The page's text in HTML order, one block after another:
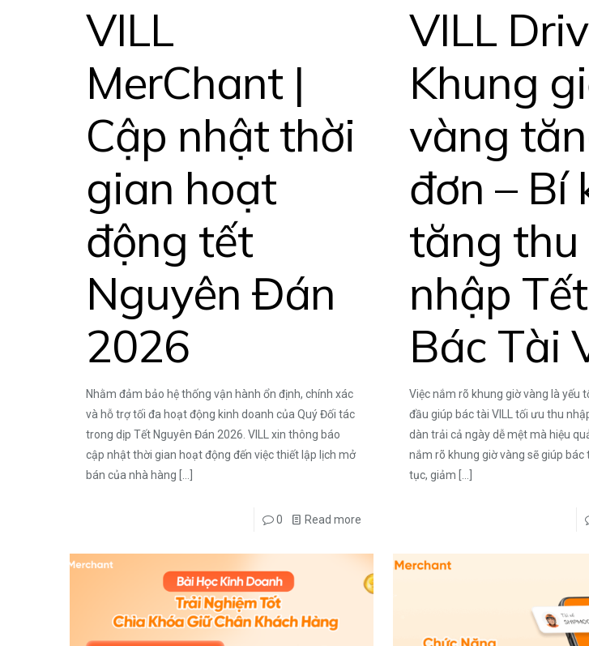
VILL
MerChant |
Cập nhật thời
gian hoạt
động tết
Nguyên Đán
2026
Nhằm đảm bảo hệ thống vận hành ổn định, chính xác
và hỗ trợ tối đa hoạt động kinh doanh của Quý Đối tác
trong dịp Tết Nguyên Đán 2026. VILL xin thông báo
cập nhật thời gian hoạt động đến việc thiết lập lịch mở
bán của nhà hàng […]
0 Read more
VILL
Khung
vàng
đơn – Bí
tăng thu
nhập
Bác Tài
Việc nắm rõ khung giờ vàng là yếu
đầu giúp bác tài VILL tối ưu thu
dàn trải cả ngày dễ mệt mà hiệu
nắm rõ khung giờ vàng sẽ giúp bác
tục, giảm […]